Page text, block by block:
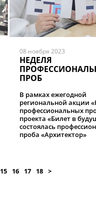
08 ноября 2023
НЕДЕЛЯ
ПРОБ
В рамках ежегодной
региональной акции
профессиональных
проекта «Билет в
состоялась
проба «Архитектор»
15 16 17 18 >